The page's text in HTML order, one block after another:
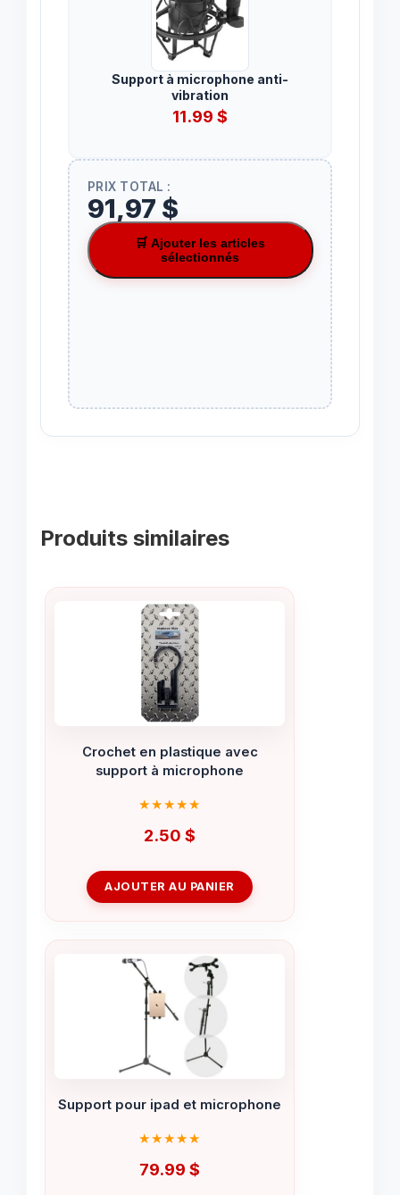
Support à microphone anti-
vibration
11.99 $
PRIX TOTAL :
91,97 $
🛒 Ajouter les articles
sélectionnés
Produits similaires
Crochet en plastique avec
support à microphone
2.50 $
AJOUTER AU PANIER
Support pour ipad et microphone
79.99 $